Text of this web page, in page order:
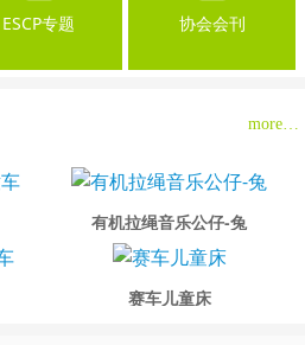
ESCP专题 协会会刊
more…
有机拉绳音乐公仔-兔
赛车儿童床